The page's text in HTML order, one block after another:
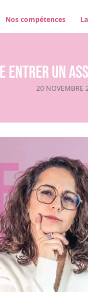
Nos compétences
entrer un
20 NOVEMBRE